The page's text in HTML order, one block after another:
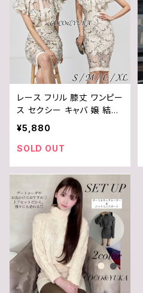
レース フリル 膝丈 ワンピー
ス セクシー キャバ 嬢 結婚
式 パーティ ドレス ミニ フォ
ーマル 花柄 刺繍 半袖 シ
ースルー タイト レディース
イト / S / M / L / XL / B0
7VMPKWWZ
¥5,880
SOLD OUT